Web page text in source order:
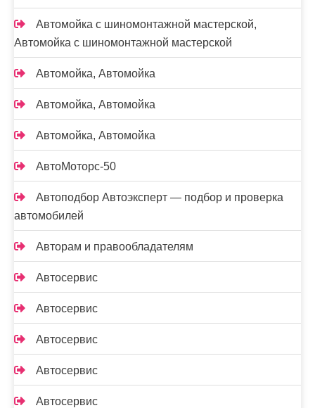
Автомойка с шиномонтажной мастерской,
Автомойка с шиномонтажной мастерской
Автомойка, Автомойка
Автомойка, Автомойка
Автомойка, Автомойка
АвтоМоторс-50
Автоподбор Автоэксперт — подбор и проверка
автомобилей
Авторам и правообладателям
Автосервис
Автосервис
Автосервис
Автосервис
Автосервис